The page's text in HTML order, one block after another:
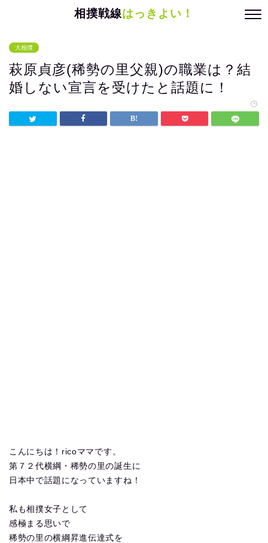
相撲戦線はっきよい！
大相撲
萩原貞彦(稀勢の里父親)の職業は？結
婚しない宣言を受けたと話題に！
こんにちは！ricoママです。
第７２代横綱・稀勢の里の誕生に
日本中で話題になっていますね！
私も相撲女子として
感極まる思いで
稀勢の里の横綱昇進伝達式を